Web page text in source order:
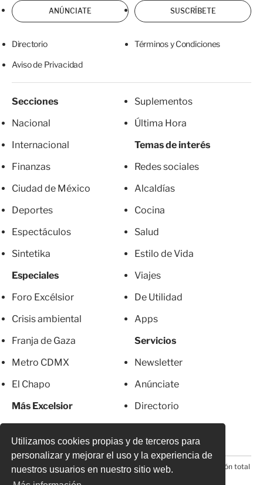
Utilizamos cookies propias y de terceros para
personalizar y mejorar el uso y la experiencia de
nuestros usuarios en nuestro sitio web.
ANÚNCIATE SUSCRÍBETE
Directorio Términos y Condiciones
Aviso de Privacidad
Secciones
Nacional
Internacional
Finanzas
Ciudad de México
Deportes
Espectáculos
Sintetika
Especiales
Foro Excélsior
Crisis ambiental
Franja de Gaza
Metro CDMX
El Chapo
Más Excelsior
Suplementos
Última Hora
Temas de interés
Redes sociales
Alcaldías
Cocina
Salud
Estilo de Vida
Viajes
De Utilidad
Apps
Servicios
Newsletter
Anúnciate
Directorio
© 2026 Todos los derechos reservados. Prohibida la reproducción total
o parcial, incluyendo cualquier medio electrónico*